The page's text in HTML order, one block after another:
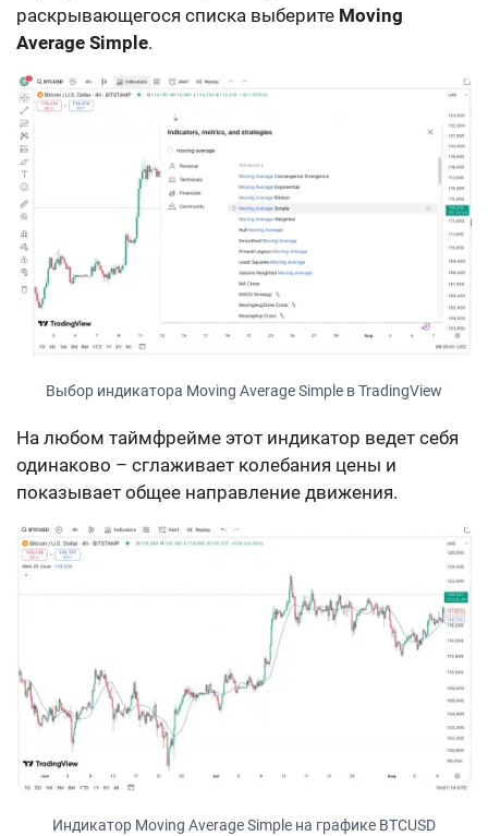
раскрывающегося списка выберите Moving
Average Simple.
Выбор индикатора Moving Average Simple в TradingView
На любом таймфрейме этот индикатор ведет себя
одинаково – сглаживает колебания цены и
показывает общее направление движения.
Индикатор Moving Average Simple на графике BTCUSD